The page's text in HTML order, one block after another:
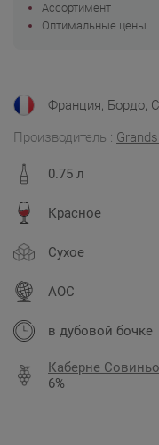
Франция, Бордо,
Производитель :
0.75 л
Красное
Сухое
AOC
в дубовой бочке
Каберне
6%
Ассортимент
Оптимальные цены